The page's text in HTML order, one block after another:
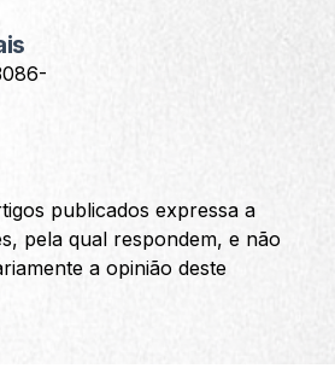
publicados expressa a
pela qual respondem, e não
a opinião deste